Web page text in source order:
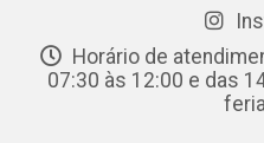
Horário de
07:30 às 12:00 e das